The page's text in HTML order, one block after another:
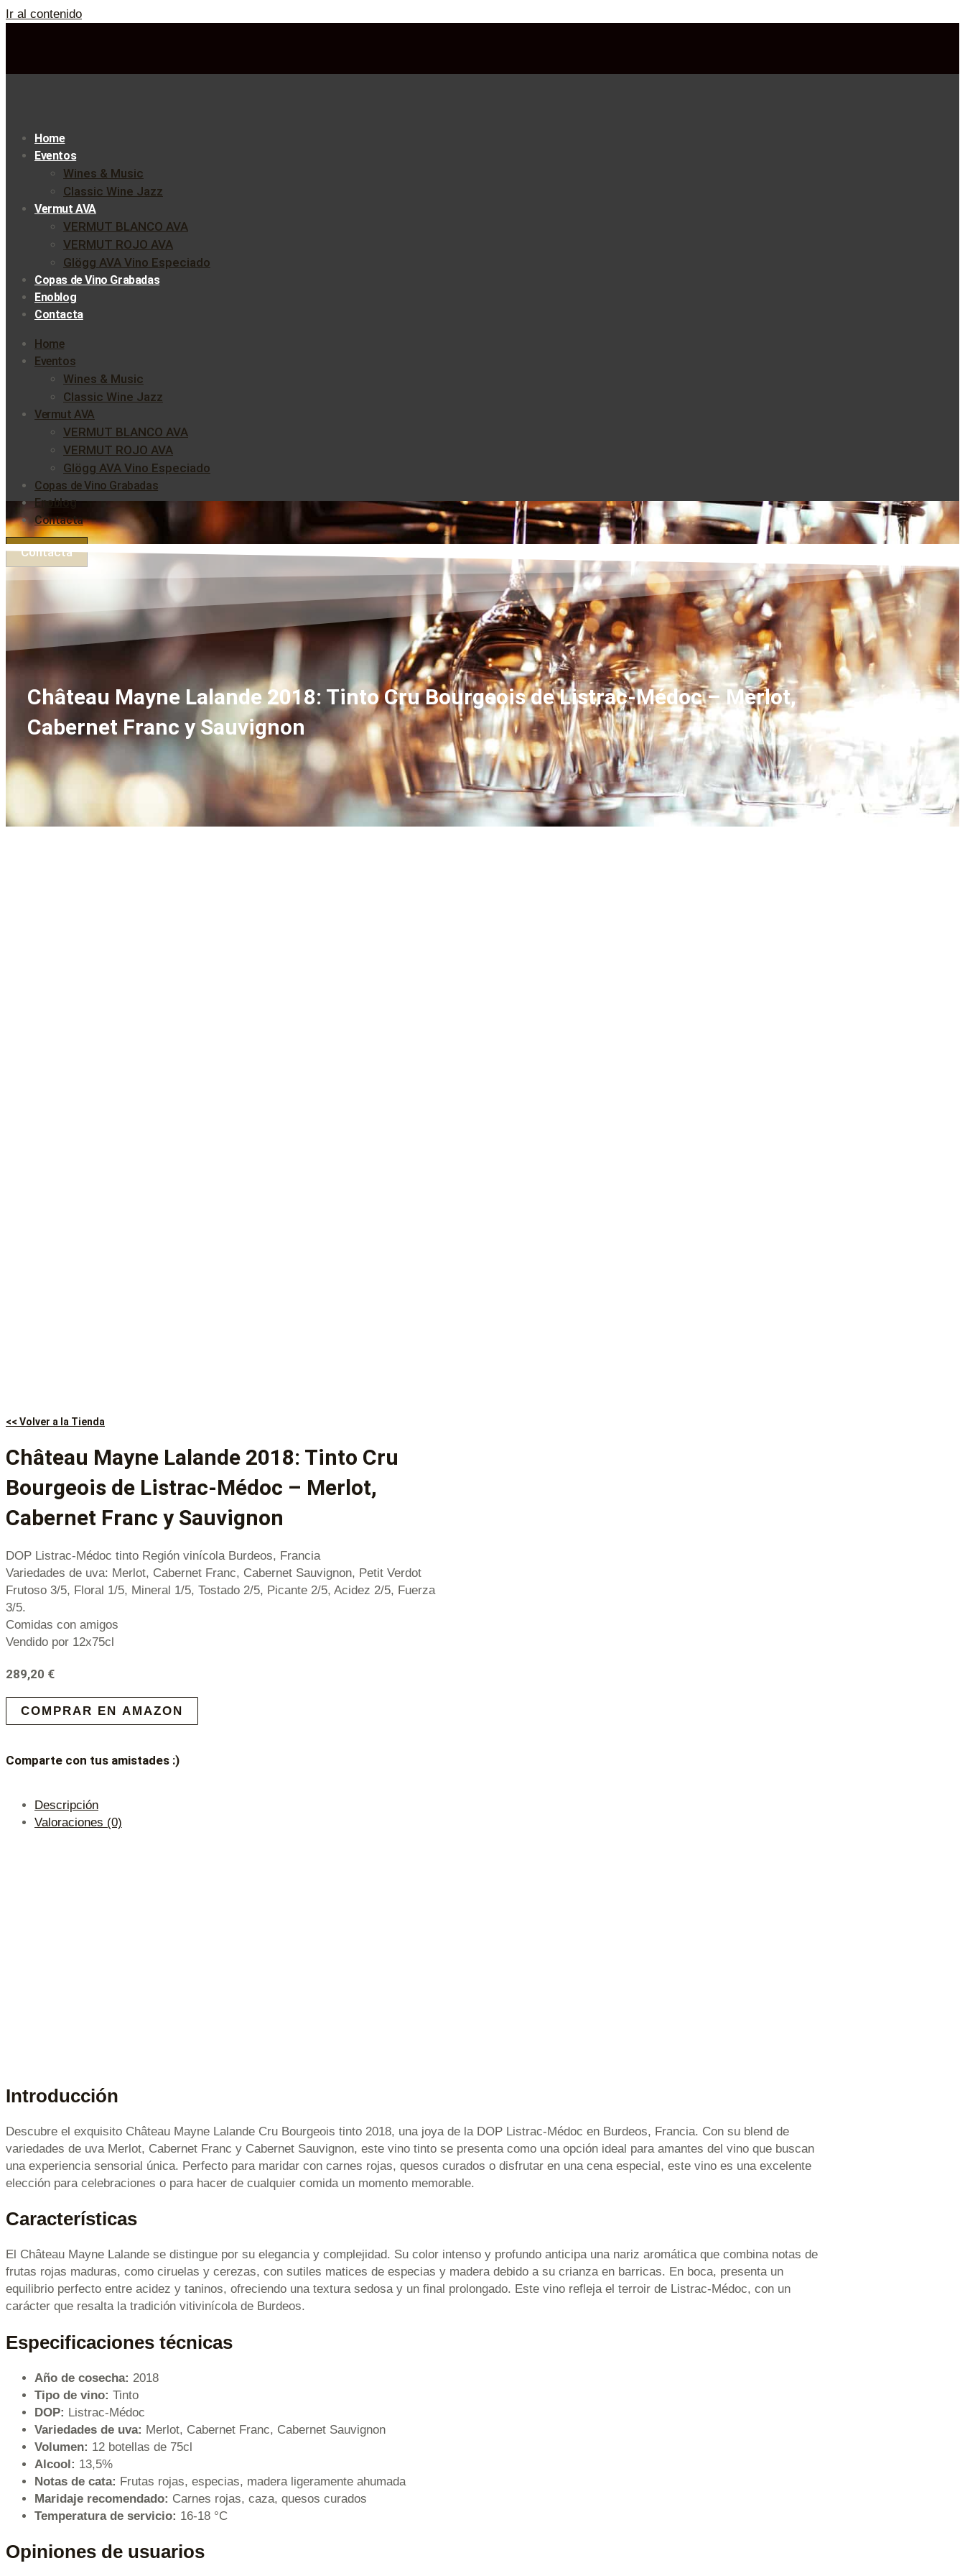
Ir al contenido
Home
Eventos
Wines & Music
Classic Wine Jazz
Vermut AVA
VERMUT BLANCO AVA
VERMUT ROJO AVA
Glögg AVA Vino Especiado
Copas de Vino Grabadas
Enoblog
Contacta
Home
Eventos
Wines & Music
Classic Wine Jazz
Vermut AVA
VERMUT BLANCO AVA
VERMUT ROJO AVA
Glögg AVA Vino Especiado
Copas de Vino Grabadas
Enoblog
Contacta
Contacta
Château Mayne Lalande 2018: Tinto Cru Bourgeois de Listrac-Médoc – Merlot,
Cabernet Franc y Sauvignon
<< Volver a la Tienda
Château Mayne Lalande 2018: Tinto Cru
Bourgeois de Listrac-Médoc – Merlot,
Cabernet Franc y Sauvignon
DOP Listrac-Médoc tinto Región vinícola Burdeos, Francia
Variedades de uva: Merlot, Cabernet Franc, Cabernet Sauvignon, Petit Verdot
Frutoso 3/5, Floral 1/5, Mineral 1/5, Tostado 2/5, Picante 2/5, Acidez 2/5, Fuerza
3/5.
Comidas con amigos
Vendido por 12x75cl
289,20 €
COMPRAR EN AMAZON
Comparte con tus amistades :)
Descripción
Valoraciones (0)
Introducción
Descubre el exquisito Château Mayne Lalande Cru Bourgeois tinto 2018, una joya de la DOP Listrac-Médoc en Burdeos, Francia. Con su blend de
variedades de uva Merlot, Cabernet Franc y Cabernet Sauvignon, este vino tinto se presenta como una opción ideal para amantes del vino que buscan
una experiencia sensorial única. Perfecto para maridar con carnes rojas, quesos curados o disfrutar en una cena especial, este vino es una excelente
elección para celebraciones o para hacer de cualquier comida un momento memorable.
Características
El Château Mayne Lalande se distingue por su elegancia y complejidad. Su color intenso y profundo anticipa una nariz aromática que combina notas de
frutas rojas maduras, como ciruelas y cerezas, con sutiles matices de especias y madera debido a su crianza en barricas. En boca, presenta un
equilibrio perfecto entre acidez y taninos, ofreciendo una textura sedosa y un final prolongado. Este vino refleja el terroir de Listrac-Médoc, con un
carácter que resalta la tradición vitivinícola de Burdeos.
Especificaciones técnicas
Año de cosecha: 2018
Tipo de vino: Tinto
DOP: Listrac-Médoc
Variedades de uva: Merlot, Cabernet Franc, Cabernet Sauvignon
Volumen: 12 botellas de 75cl
Alcool: 13,5%
Notas de cata: Frutas rojas, especias, madera ligeramente ahumada
Maridaje recomendado: Carnes rojas, caza, quesos curados
Temperatura de servicio: 16-18 °C
Opiniones de usuarios